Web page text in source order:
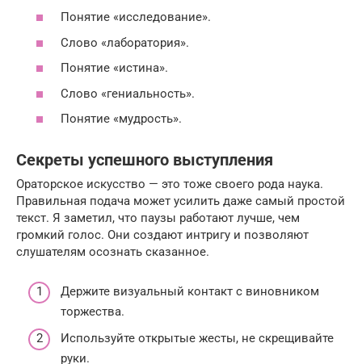
Понятие «исследование».
Слово «лаборатория».
Понятие «истина».
Слово «гениальность».
Понятие «мудрость».
Секреты успешного выступления
Ораторское искусство — это тоже своего рода наука.
Правильная подача может усилить даже самый простой
текст. Я заметил, что паузы работают лучше, чем
громкий голос. Они создают интригу и позволяют
слушателям осознать сказанное.
Держите визуальный контакт с виновником
торжества.
Используйте открытые жесты, не скрещивайте
руки.